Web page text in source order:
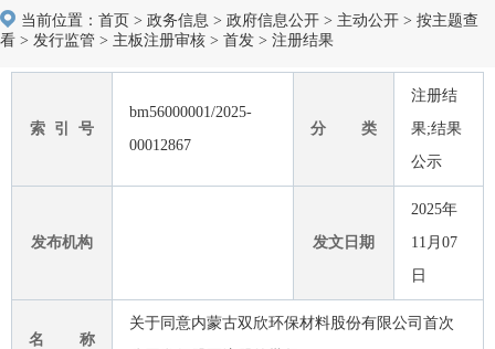
当前位置： 首页 > 政务信息 > 政府信息公开 > 主动公开 > 按主题查
看 > 发行监管 > 主板注册审核 > 首发 > 注册结果
索 引 号
bm56000001/2025-
00012867
分 类
注册结
果;结果
公示
发布机构 发文日期
2025年
11月07
日
名 称
关于同意内蒙古双欣环保材料股份有限公司首次